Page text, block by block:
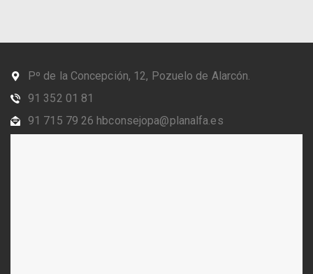
Pº de la Concepción, 12, Pozuelo de Alarcón.
91 352 01 81
91 715 79 26 hbconsejopa@planalfa.es